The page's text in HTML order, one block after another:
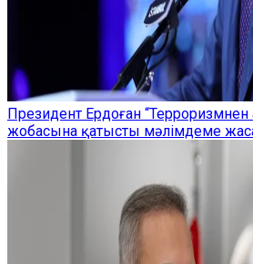
Президент Ердоған “Терроризмнен
жобасына қатысты мәлімдеме